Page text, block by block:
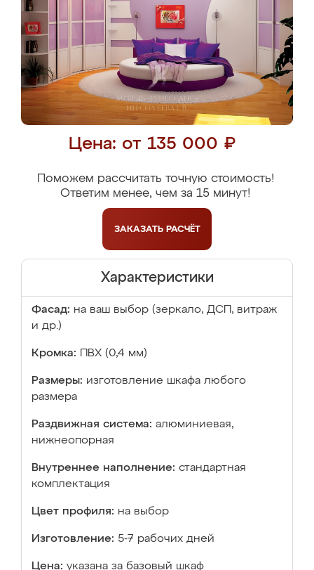
Цена: от 135 000 ₽
Поможем рассчитать точную стоимость!
Ответим менее, чем за 15 минут!
ЗАКАЗАТЬ РАСЧЁТ
Характеристики
Фасад: на ваш выбор (зеркало, ДСП, витраж
и др.)
Кромка: ПВХ (0,4 мм)
Размеры: изготовление шкафа любого
размера
Раздвижная система: алюминиевая,
нижнеопорная
Внутреннее наполнение: стандартная
комплектация
Цвет профиля: на выбор
Изготовление: 5-7 рабочих дней
Цена: указана за базовый шкаф